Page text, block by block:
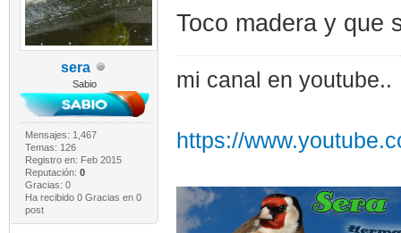
sera
Sabio
Mensajes: 1,467
Temas: 126
Registro en: Feb 2015
Reputación: 0
Gracias: 0
Ha recibido 0 Gracias en 0
post
Toco madera y que
mi canal en youtube..
https://